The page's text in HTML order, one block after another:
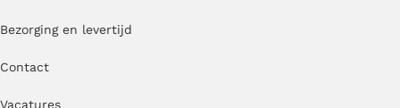
Bezorging en levertijd
Contact
Vacatures